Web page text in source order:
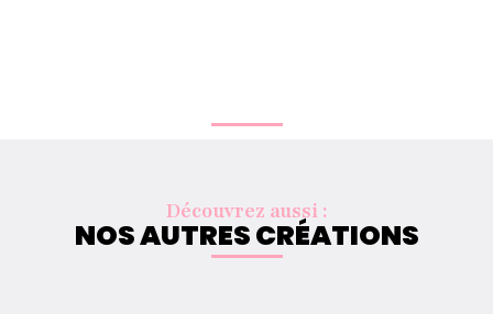
Découvrez aussi :
NOS AUTRES CRÉATIONS